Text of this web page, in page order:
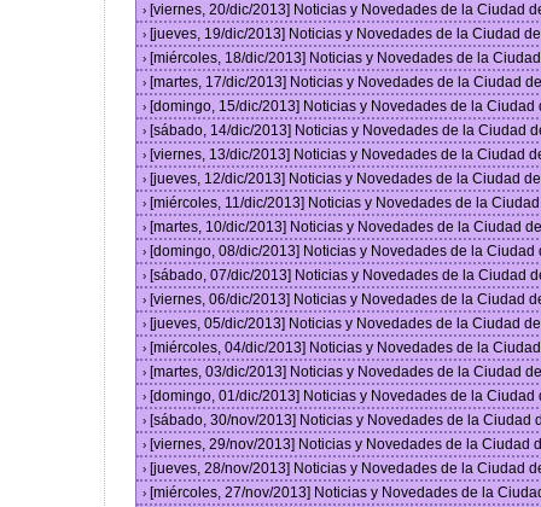
› [viernes, 20/dic/2013] Noticias y Novedades de la Ciudad
› [jueves, 19/dic/2013] Noticias y Novedades de la Ciudad
› [miércoles, 18/dic/2013] Noticias y Novedades de la
› [martes, 17/dic/2013] Noticias y Novedades de la Ciudad
› [domingo, 15/dic/2013] Noticias y Novedades de la
› [sábado, 14/dic/2013] Noticias y Novedades de la Ciudad
› [viernes, 13/dic/2013] Noticias y Novedades de la Ciudad
› [jueves, 12/dic/2013] Noticias y Novedades de la Ciudad
› [miércoles, 11/dic/2013] Noticias y Novedades de la
› [martes, 10/dic/2013] Noticias y Novedades de la Ciudad
› [domingo, 08/dic/2013] Noticias y Novedades de la
› [sábado, 07/dic/2013] Noticias y Novedades de la Ciudad
› [viernes, 06/dic/2013] Noticias y Novedades de la Ciudad
› [jueves, 05/dic/2013] Noticias y Novedades de la Ciudad
› [miércoles, 04/dic/2013] Noticias y Novedades de la
› [martes, 03/dic/2013] Noticias y Novedades de la Ciudad
› [domingo, 01/dic/2013] Noticias y Novedades de la
› [sábado, 30/nov/2013] Noticias y Novedades de la Ciudad
› [viernes, 29/nov/2013] Noticias y Novedades de la Ciudad
› [jueves, 28/nov/2013] Noticias y Novedades de la Ciudad
› [miércoles, 27/nov/2013] Noticias y Novedades de la